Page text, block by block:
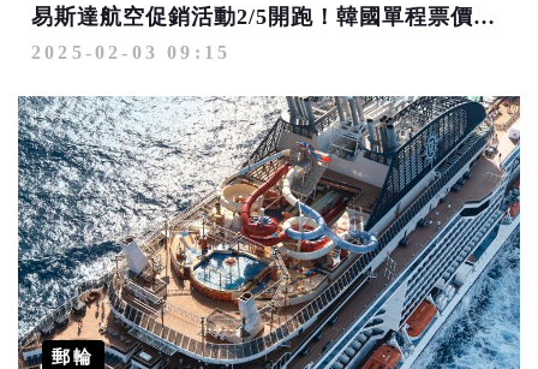
易斯達航空促銷活動2/5開跑！韓國單程票價最低400元起
2025-02-03 09:15
郵輪